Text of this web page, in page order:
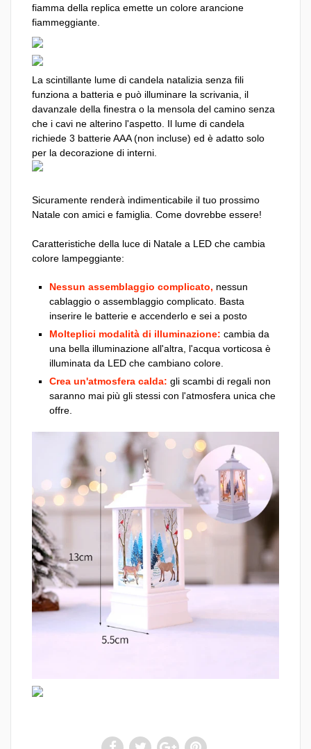
fiamma della replica emette un colore arancione
fiammeggiante.
La scintillante lume di candela natalizia senza fili
funziona a batteria e può illuminare la scrivania, il
davanzale della finestra o la mensola del camino senza
che i cavi ne alterino l'aspetto. Il lume di candela
richiede 3 batterie AAA (non incluse) ed è adatto solo
per la decorazione di interni.
Sicuramente renderà indimenticabile il tuo prossimo
Natale con amici e famiglia. Come dovrebbe essere!
Caratteristiche della luce di Natale a LED che cambia
colore lampeggiante:
Nessun assemblaggio complicato, nessun
cablaggio o assemblaggio complicato. Basta
inserire le batterie e accenderlo e sei a posto
Molteplici modalità di illuminazione: cambia da
una bella illuminazione all'altra, l'acqua vorticosa è
illuminata da LED che cambiano colore.
Crea un'atmosfera calda: gli scambi di regali non
saranno mai più gli stessi con l'atmosfera unica che
offre.